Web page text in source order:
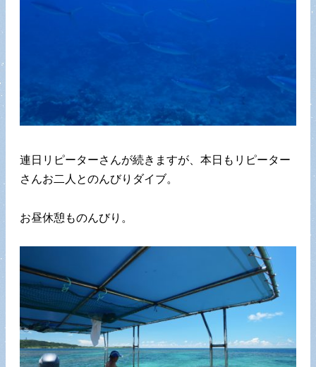
連日リピーターさんが続きますが、本日もリピーター
さんお二人とのんびりダイブ。
お昼休憩ものんびり。